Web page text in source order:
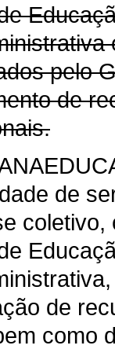
pelo
de
de
de
como